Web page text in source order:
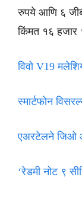
रुपये आणि ६
किंमत १६
विवो V19
स्मार्टफोन
एअरटेलने जिओ
‘रेडमी नोट ९